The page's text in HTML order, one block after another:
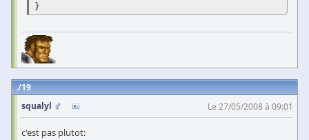
}
19
squalyl
Le 27/05/2008 à 09:01
c'est pas plutot: